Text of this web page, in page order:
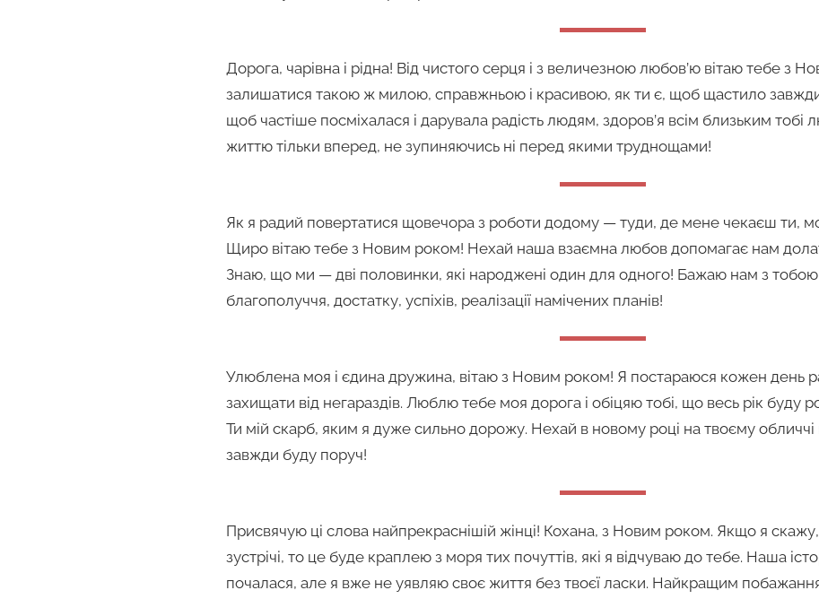
Дорога, чарівна і рідна! Від чистого серця і з величезною любов’ю вітаю тебе з
залишатися такою ж милою, справжньою і красивою, як ти є, щоб щастило завжди
щоб частіше посміхалася і дарувала радість людям, здоров’я всім близьким тобі
життю тільки вперед, не зупиняючись ні перед якими труднощами!
Як я радий повертатися щовечора з роботи додому — туди, де мене чекаєш ти,
Щиро вітаю тебе з Новим роком! Нехай наша взаємна любов допомагає нам
Знаю, що ми — дві половинки, які народжені один для одного! Бажаю нам з
благополуччя, достатку, успіхів, реалізації намічених планів!
Улюблена моя і єдина дружина, вітаю з Новим роком! Я постараюся кожен день
захищати від негараздів. Люблю тебе моя дорога і обіцяю тобі, що весь рік буду
Ти мій скарб, яким я дуже сильно дорожу. Нехай в новому році на твоєму
завжди буду поруч!
Присвячую ці слова найпрекраснішій жінці! Кохана, з Новим роком. Якщо я
зустрічі, то це буде краплею з моря тих почуттів, які я відчуваю до тебе. Наша
почалася, але я вже не уявляю своє життя без твоєї ласки. Найкращим